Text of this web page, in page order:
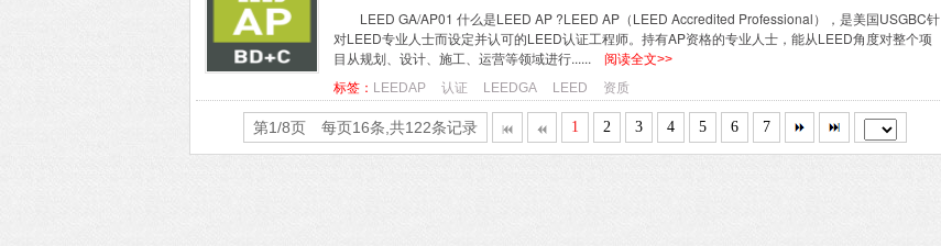
LEED GA/AP01 什么是LEED AP ?LEED AP（LEED Accredited Professional），是美国USGBC针
对LEED专业人士而设定并认可的LEED认证工程师。持有AP资格的专业人士，能从LEED角度对整个项
目从规划、设计、施工、运营等领域进行......
阅读全文>>
标签： LEEDAP 认证 LEEDGA LEED 资质
第1/8页 每页16条,共122条记录 1 2 3 4 5 6 7